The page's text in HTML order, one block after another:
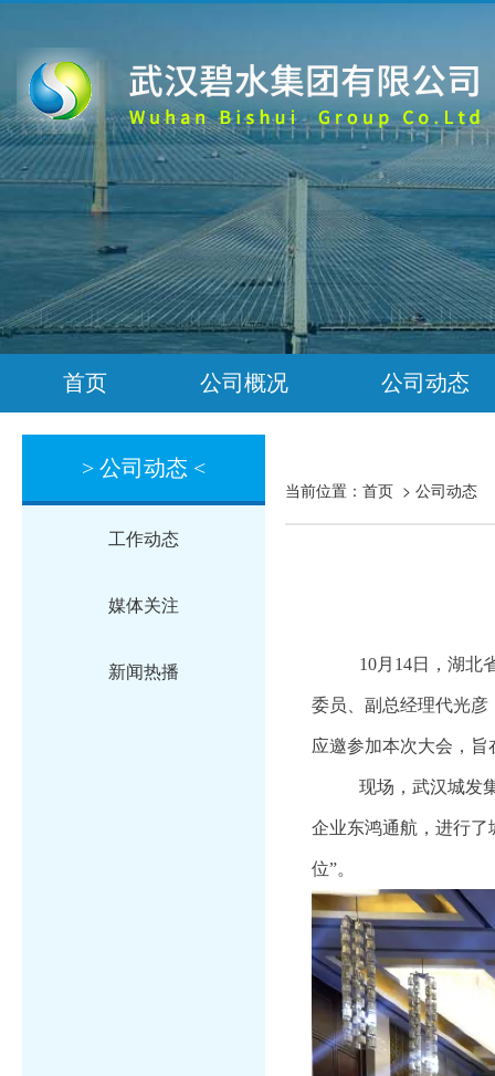
首页 公司概况 公司动态
> 公司动态 <
工作动态
媒体关注
新闻热播
当前位置： 首页 > 公司动态
10月14日，湖北
委员、副总经理代光彦
应邀参加本次大会，
现场，武汉城发
企业东鸿通航，进行
位”。